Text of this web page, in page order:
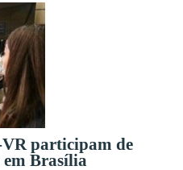
VR participam de
Brasília